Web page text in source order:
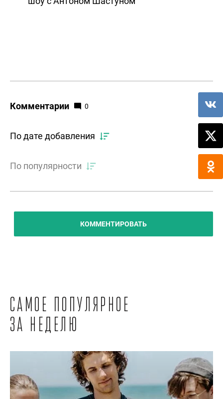
Комментарии 0
По дате добавления
По популярности
КОММЕНТИРОВАТЬ
Самое популярное
за неделю